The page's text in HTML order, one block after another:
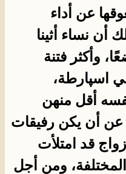
عن أداء
أن نساء أثينا
وأكثر فتنة
اسپارطة،
أقل منهن
أن يكن رفيقات
قد امتلأت
ومن أجل